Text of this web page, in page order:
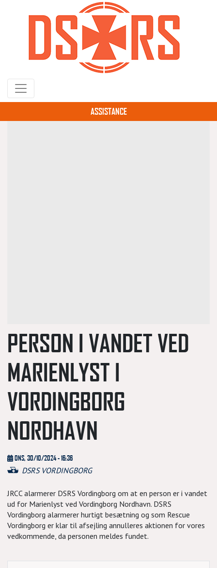
hovedindhold
ASSISTANCE
PERSON I VANDET VED
MARIENLYST I
VORDINGBORG
NORDHAVN
ONS, 30/10/2024 - 16:36
DSRS VORDINGBORG
JRCC alarmerer DSRS Vordingborg om at en person er i vandet
ud for Marienlyst ved Vordingborg Nordhavn. DSRS
Vordingborg alarmerer hurtigt besætning og som Rescue
Vordingborg er klar til afsejling annulleres aktionen for vores
vedkommende, da personen meldes fundet.